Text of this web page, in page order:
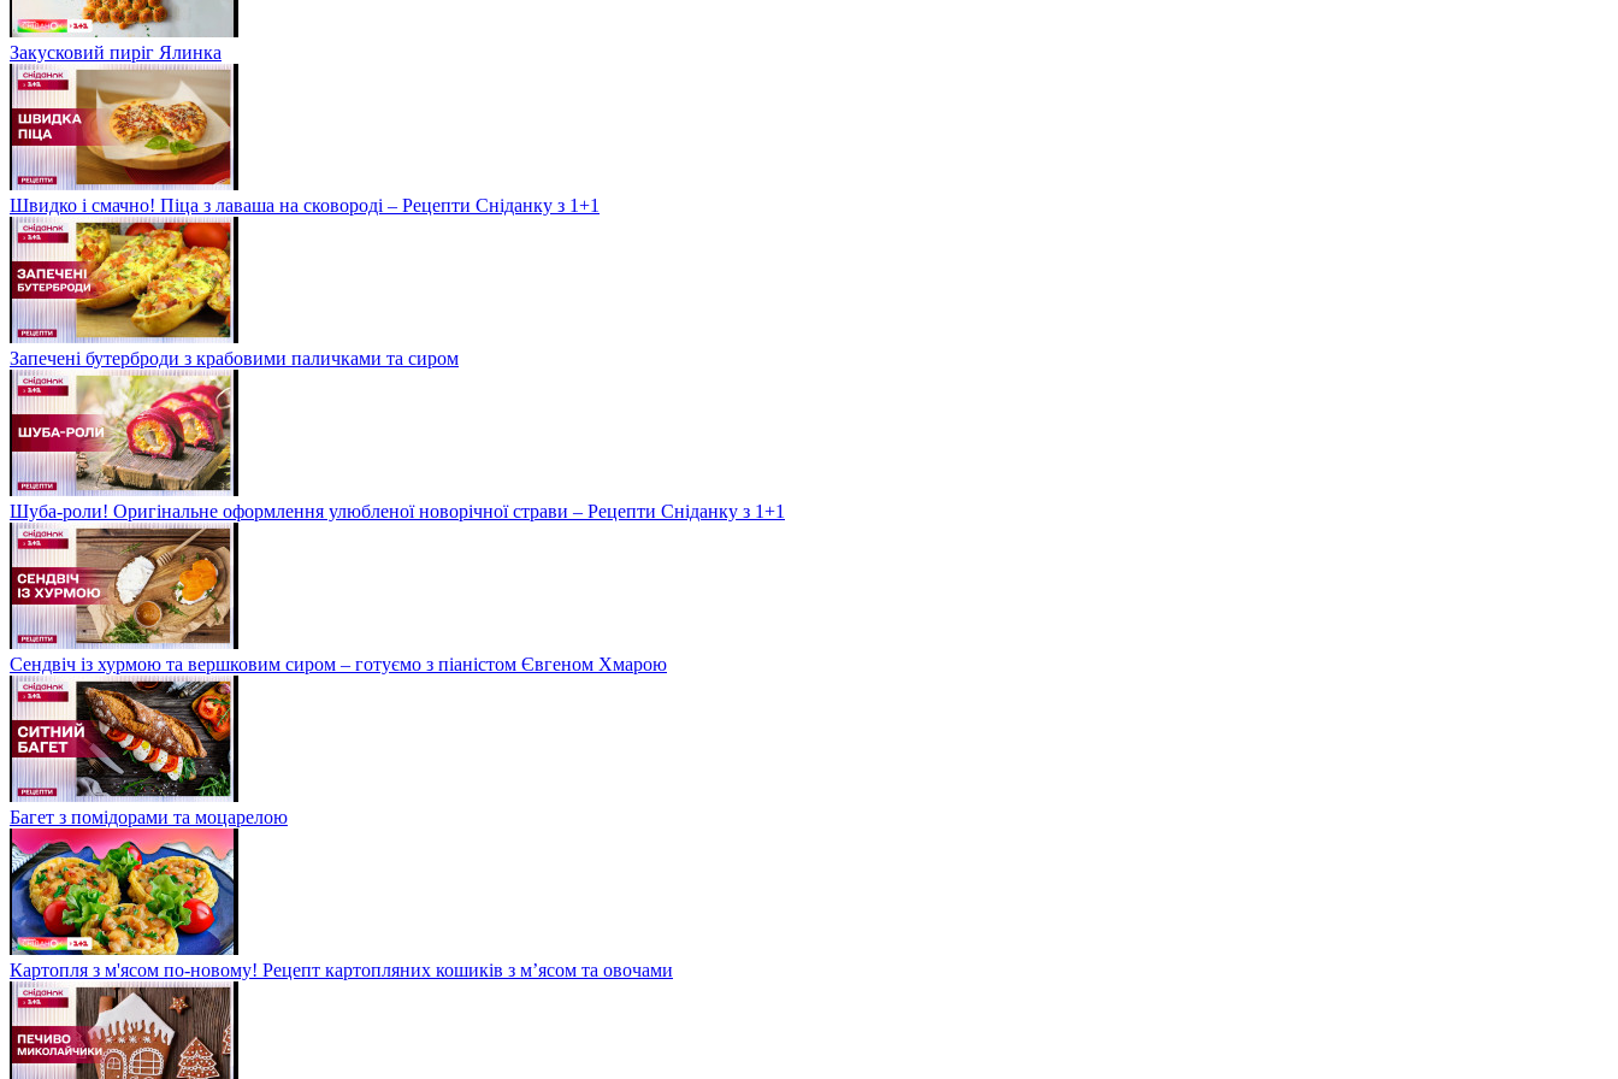
Закусковий пиріг Ялинка
Швидко і смачно! Піца з лаваша на сковороді – Рецепти Сніданку з 1+1
Запечені бутерброди з крабовими паличками та сиром
Шуба-роли! Оригінальне оформлення улюбленої новорічної страви – Рецепти Сніданку з 1+1
Сендвіч із хурмою та вершковим сиром – готуємо з піаністом Євгеном Хмарою
Багет з помідорами та моцарелою
Картопля з м'ясом по-новому! Рецепт картопляних кошиків з м’ясом та овочами